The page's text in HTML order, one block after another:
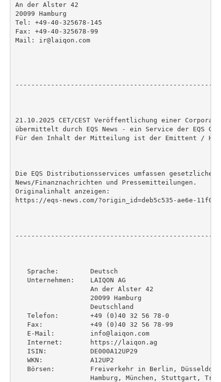
An der Alster 42
20099 Hamburg
Tel: +49-40-325678-145
Fax: +49-40-325678-99
Mail: ir@laiqon.com
21.10.2025 CET/CEST Veröffentlichung einer
übermittelt durch EQS News - ein Service der EQS
Für den Inhalt der Mitteilung ist der Emittent /
Die EQS Distributionsservices umfassen gesetzliche
News/Finanznachrichten und Pressemitteilungen.
Originalinhalt anzeigen:
https://eqs-news.com/?origin_id=deb5c535-ae6e-11f0-
   Sprache:        Deutsch
   Unternehmen:    LAIQON AG
                   An der Alster 42
                   20099 Hamburg
                   Deutschland
   Telefon:        +49 (0)40 32 56 78-0
   Fax:            +49 (0)40 32 56 78-99
   E-Mail:         info@laiqon.com
   Internet:       https://laiqon.ag
   ISIN:           DE000A12UP29
   WKN:            A12UP2
Börsen:         Freiverkehr in Berlin,
Hamburg, München, Stuttgart,